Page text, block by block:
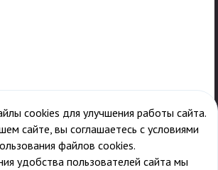
cookies для улучшения работы сайта.
сайте, вы соглашаетесь с условиями
файлов cookies.
удобства пользователей сайта мы